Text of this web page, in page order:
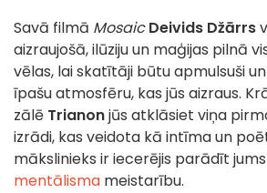
Savā filmā Mosaic Deivids Džārrs
aizraujošā, ilūziju un maģijas pilnā
vēlas, lai skatītāji būtu apmulsuši
īpašu atmosfēru, kas jūs aizraus.
zālē Trianonjūs atklāsiet viņa
izrādi, kas veidota kā intīma un
mākslinieks ir iecerējis parādīt
mentālisma meistarību.